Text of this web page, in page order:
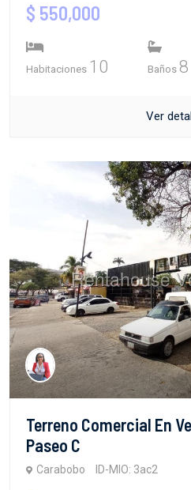
$ 550,000
Habitaciones 10 Baños 8
Ver
Terreno Comercial En
Paseo C
Carabobo ID-MIO: 3ac2